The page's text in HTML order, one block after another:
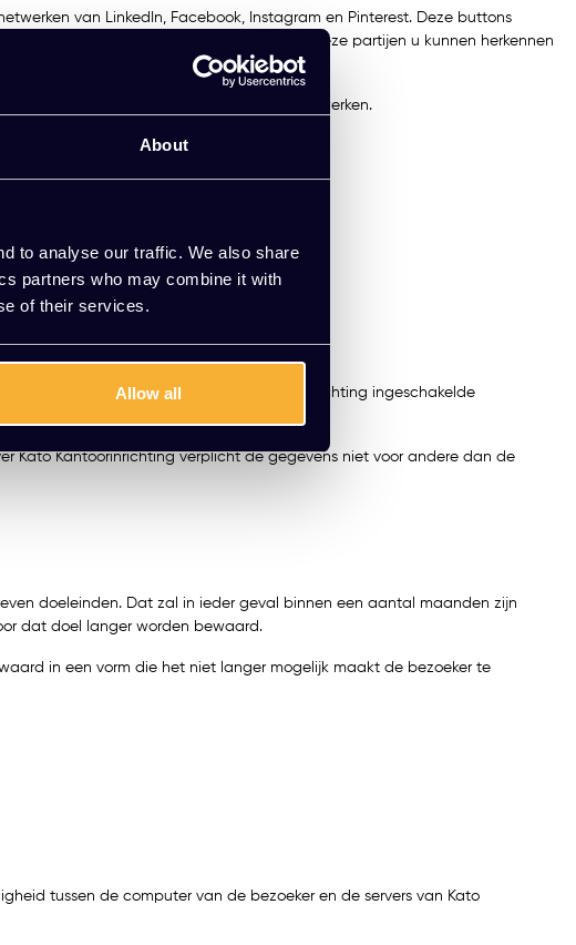
About
to analyse our traffic. We also share
partners who may combine it with
of their services.
Allow all
van LinkedIn, Facebook, Instagram en Pinterest. Deze buttons
code worden cookies geplaatst, zodat deze partijen u kunnen herkennen
doen die zij via deze cookies verwerken.
uitzondering van de door Kato Kantoorinrichting ingeschakelde
Kato Kantoorinrichting verplicht de gegevens niet voor andere dan de
doeleinden. Dat zal in ieder geval binnen een aantal maanden zijn
dat doel langer worden bewaard.
in een vorm die het niet langer mogelijk maakt de bezoeker te
tussen de computer van de bezoeker en de servers van Kato